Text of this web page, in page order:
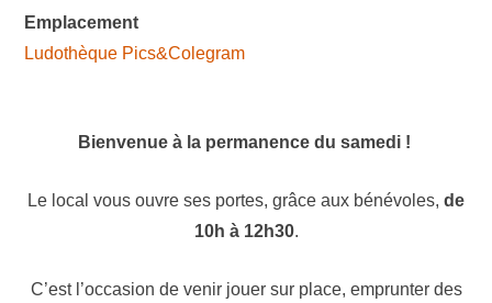
Emplacement
Ludothèque Pics&Colegram
Bienvenue à la permanence du samedi !
Le local vous ouvre ses portes, grâce aux bénévoles, de
10h à 12h30.
C’est l’occasion de venir jouer sur place, emprunter des